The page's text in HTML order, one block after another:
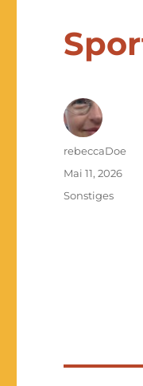
Autor
rebeccaDoe
Veröffentlicht
Mai 11, 2026
Kategorien
Sonstiges